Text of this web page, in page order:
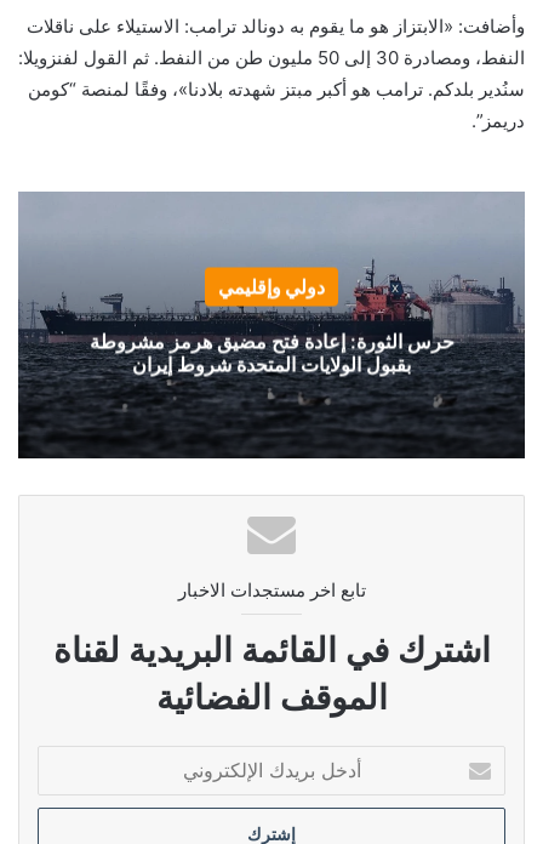
وأضافت: «الابتزاز هو ما يقوم به دونالد ترامب: الاستيلاء على ناقلات
النفط، ومصادرة 30 إلى 50 مليون طن من النفط. ثم القول لفنزويلا:
سنُدير بلدكم. ترامب هو أكبر مبتز شهدته بلادنا»، وفقًا لمنصة “كومن
دريمز”.
دولي وإقليمي
حرس الثورة: إعادة فتح مضيق هرمز مشروطة
بقبول الولايات المتحدة شروط إيران
تابع اخر مستجدات الاخبار
اشترك في القائمة البريدية لقناة
الموقف الفضائية
بريدك
الإلكتروني